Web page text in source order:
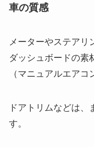
車の質感
メーターやステアリ
ダッシュボードの素
（マニュアルエアコ
ドアトリムなどは、
す。